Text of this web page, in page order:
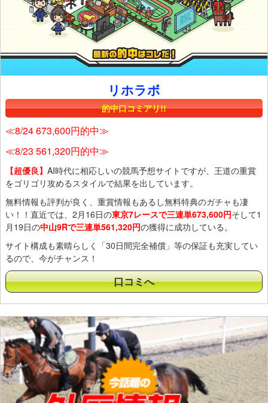
リホラボ
的中口コミアリ!!
≪8/24 673,600円的中≫
≪8/23 561,320円的中≫
【超優良】 AI時代に相応しいの競馬予想サイトですが、王道の重賞
をゴリゴリ攻めるスタイルで結果を出しています。
無料情報も評判が良く、重賞情報もあるし無料特典のガチャも凄
い！！直近では、2月16日の東京7レースで三連単673,600円そして1
月19日の中山9Rで三連単561,320円の獲得に成功している。
サイト構成も素晴らしく「30日間完全補償」等の保証も充実してい
るので、今がチャンス！
口コミへ